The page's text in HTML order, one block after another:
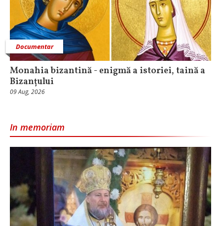
Documentar
Monahia bizantină - enigmă a istoriei, taină a
Bizanțului
09 Aug, 2026
In memoriam